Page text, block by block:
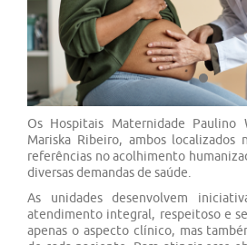
Os Hospitais Maternidade Paulino
Mariska Ribeiro, ambos localizados
referências no acolhimento
diversas demandas de saúde.
As unidades desenvolvem
atendimento integral, respeitoso e
apenas o aspecto clínico, mas